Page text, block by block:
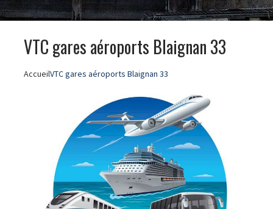
VTC gares aéroports Blaignan 33
AccueilVTC gares aéroports Blaignan 33